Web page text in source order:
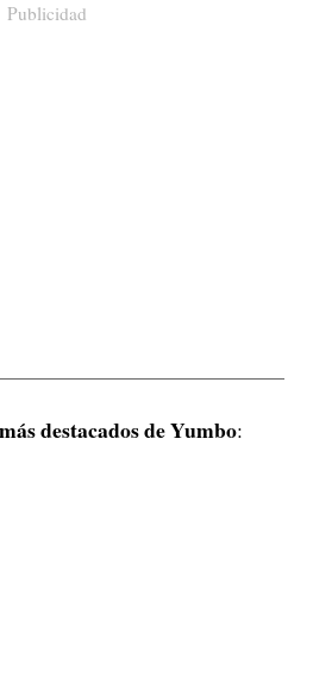
Publicidad
destacados de Yumbo: